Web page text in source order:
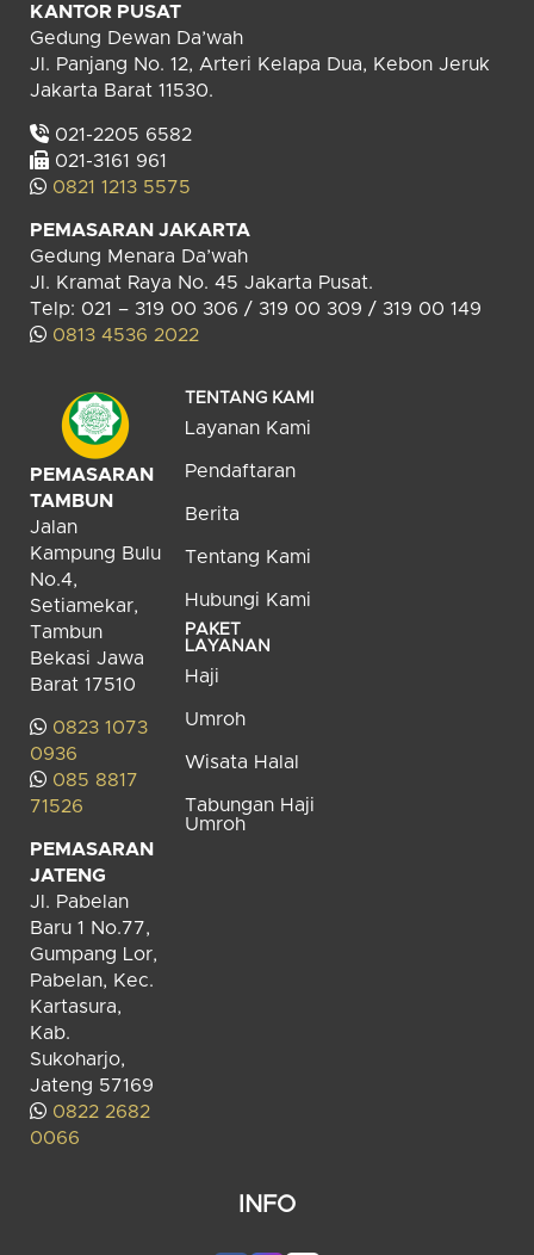
KANTOR PUSAT
Gedung Dewan Da’wah
Jl. Panjang No. 12, Arteri Kelapa Dua, Kebon Jeruk
Jakarta Barat 11530.
021-2205 6582
021-3161 961
0821 1213 5575
PEMASARAN JAKARTA
Gedung Menara Da’wah
Jl. Kramat Raya No. 45 Jakarta Pusat.
Telp: 021 – 319 00 306 / 319 00 309 / 319 00 149
0813 4536 2022
PEMASARAN
TAMBUN
Jalan
Kampung Bulu
No.4,
Setiamekar,
Tambun
Bekasi Jawa
Barat 17510
0823 1073
0936
085 8817
71526
PEMASARAN
JATENG
Jl. Pabelan
Baru 1 No.77,
Gumpang Lor,
Pabelan, Kec.
Kartasura,
Kab.
Sukoharjo,
Jateng 57169
0822 2682
0066
TENTANG KAMI
Layanan Kami
Pendaftaran
Berita
Tentang Kami
Hubungi Kami
PAKET
LAYANAN
Haji
Umroh
Wisata Halal
Tabungan Haji
Umroh
INFO